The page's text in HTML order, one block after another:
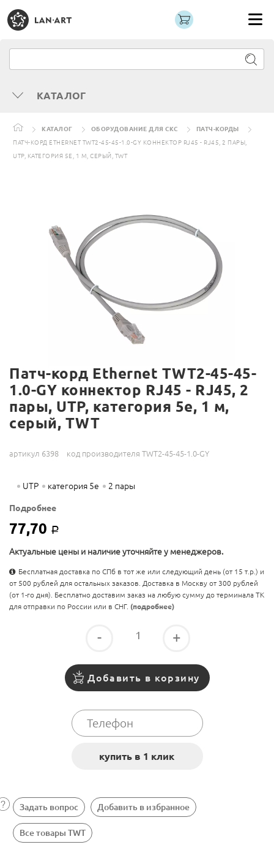
КАТАЛОГ
КАТАЛОГ ОБОРУДОВАНИЕ ДЛЯ СКС
ПАТЧ-КОРДЫ
ПАТЧ-КОРД ETHERNET TWT2-45-45-1.0-GY КОННЕКТОР RJ45 - RJ45, 2 ПАРЫ,
UTP, КАТЕГОРИЯ 5Е, 1 М, СЕРЫЙ, TWT
Патч-корд Ethernet TWT2-45-45-
1.0-GY коннектор RJ45 - RJ45, 2
пары, UTP, категория 5е, 1 м,
серый, TWT
артикул 6398 код производителя TWT2-45-45-1.0-GY
UTP категория 5е 2 пары
Подробнее
77,70 Р
Актуальные цены и наличие уточняйте у менеджеров.
Бесплатная доставка по СПб в тот же или следующий день (от 15 т.р.) и
от 500 рублей для остальных заказов. Доставка в Москву от 300 рублей
(от 1-го дня). Бесплатно доставим заказ на любую сумму до терминала ТК
для отправки по России или в СНГ. (подробнее)
- +
Добавить в корзину
Задать вопрос Добавить в избранное
Все товары TWT